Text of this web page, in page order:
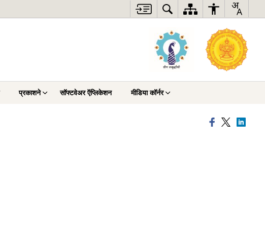
प्रकाशने सॉफ्टवेअर ऍप्लिकेशन मीडिया कॉर्नर